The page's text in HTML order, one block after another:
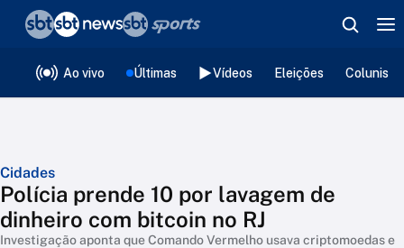
Ao vivo Últimas Vídeos Eleições
Cidades
Polícia prende 10 por lavagem de
dinheiro com bitcoin no RJ
Investigação aponta que Comando Vermelho usava criptomoedas e
❮voltar
Editorias